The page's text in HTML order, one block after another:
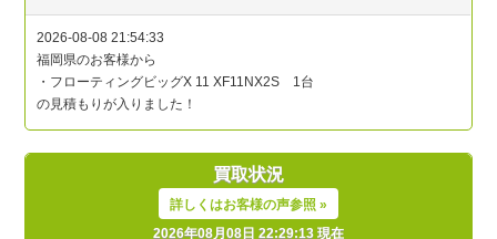
買取状況
詳しくはお客様の声参照 »
2026年08月08日 22:29:13 現在